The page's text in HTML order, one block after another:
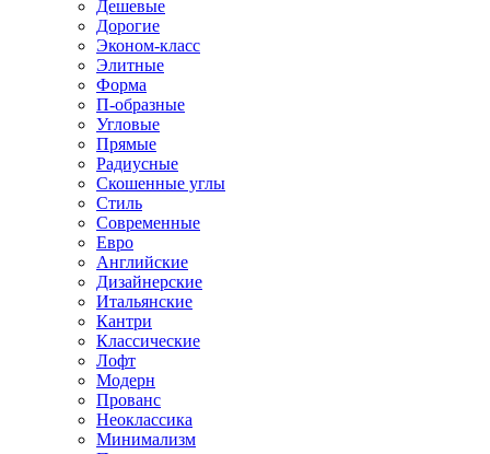
Дешевые
Дорогие
Эконом-класс
Элитные
Форма
П-образные
Угловые
Прямые
Радиусные
Скошенные углы
Стиль
Современные
Евро
Английские
Дизайнерские
Итальянские
Кантри
Классические
Лофт
Модерн
Прованс
Неоклассика
Минимализм